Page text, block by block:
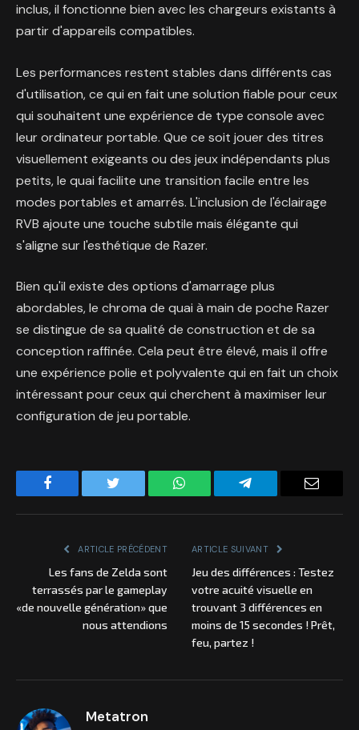
inclus, il fonctionne bien avec les chargeurs existants à
partir d'appareils compatibles.
Les performances restent stables dans différents cas
d'utilisation, ce qui en fait une solution fiable pour ceux
qui souhaitent une expérience de type console avec
leur ordinateur portable. Que ce soit jouer des titres
visuellement exigeants ou des jeux indépendants plus
petits, le quai facilite une transition facile entre les
modes portables et amarrés. L'inclusion de l'éclairage
RVB ajoute une touche subtile mais élégante qui
s'aligne sur l'esthétique de Razer.
Bien qu'il existe des options d'amarrage plus
abordables, le chroma de quai à main de poche Razer
se distingue de sa qualité de construction et de sa
conception raffinée. Cela peut être élevé, mais il offre
une expérience polie et polyvalente qui en fait un choix
intéressant pour ceux qui cherchent à maximiser leur
configuration de jeu portable.
Facebook Twitter WhatsApp Telegram
ARTICLE PRÉCÉDENT
Les fans de Zelda sont
terrassés par le gameplay
«de nouvelle génération» que
nous attendions
ARTICLE SUIVANT
Jeu des différences : Testez
votre acuité visuelle en
trouvant 3 différences en
moins de 15 secondes ! Prêt,
feu, partez !
Metatron